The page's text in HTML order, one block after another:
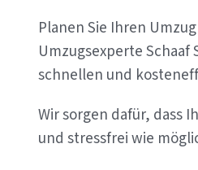
Planen Sie Ihren
Umzugsexperte
schnellen und
Wir sorgen dafür, dass
und stressfrei wie